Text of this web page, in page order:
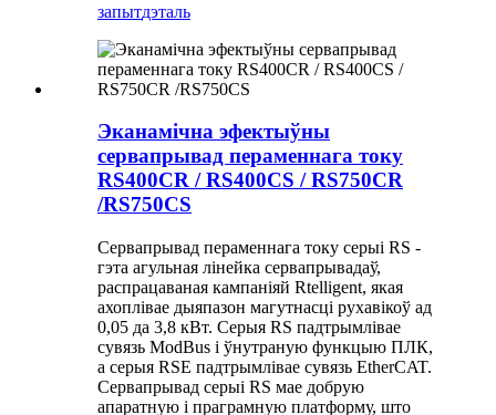
запытдэталь
Эканамічна эфектыўны
сервапрывад пераменнага току
RS400CR / RS400CS / RS750CR
/RS750CS
Сервапрывад пераменнага току серыі RS -
гэта агульная лінейка сервапрывадаў,
распрацаваная кампаніяй Rtelligent, якая
ахоплівае дыяпазон магутнасці рухавікоў ад
0,05 да 3,8 кВт. Серыя RS падтрымлівае
сувязь ModBus і ўнутраную функцыю ПЛК,
а серыя RSE падтрымлівае сувязь EtherCAT.
Сервапрывад серыі RS мае добрую
апаратную і праграмную платформу, што